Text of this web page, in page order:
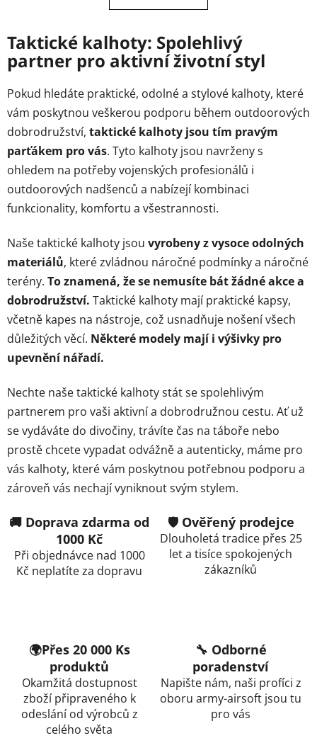
d
c
í
r
v
k
y
v
ý
p
s
n
í
Taktické kalhoty: Spolehlivý
partner pro aktivní životní styl
Pokud hledáte praktické, odolné a stylové kalhoty, které
vám poskytnou veškerou podporu během outdoorových
dobrodružství, taktické kalhoty jsou tím pravým
parťákem pro vás. Tyto kalhoty jsou navrženy s
ohledem na potřeby vojenských profesionálů i
outdoorových nadšenců a nabízejí kombinaci
funkcionality, komfortu a všestrannosti.
Naše taktické kalhoty jsou vyrobeny z vysoce odolných
materiálů, které zvládnou náročné podmínky a náročné
terény. To znamená, že se nemusíte bát žádné akce a
dobrodružství. Taktické kalhoty mají praktické kapsy,
včetně kapes na nástroje, což usnadňuje nošení všech
důležitých věcí. Některé modely mají i výšivky pro
upevnění nářadí.
Nechte naše taktické kalhoty stát se spolehlivým
partnerem pro vaši aktivní a dobrodružnou cestu. Ať už
se vydáváte do divočiny, trávíte čas na táboře nebo
prostě chcete vypadat odvážně a autenticky, máme pro
vás kalhoty, které vám poskytnou potřebnou podporu a
zároveň vás nechají vyniknout svým stylem.
🚚 Doprava zdarma od
1000 Kč
Při objednávce nad 1000
Kč neplatíte za dopravu
🛡️ Ověřený prodejce
Dlouholetá tradice přes 25
let a tisíce spokojených
zákazníků
🌍Přes 20 000 Ks
produktů
Okamžitá dostupnost
zboží připraveného k
odeslání od výrobců z
celého světa
🔧 Odborné
poradenství
Napište nám, naši profíci z
oboru army-airsoft jsou tu
pro vás